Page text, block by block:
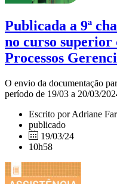
Publicada a 9ª
no curso superior
Processos
O envio da documentação
período de 19/03 a 20/03/
Escrito por Adriane
publicado
19/03/24
10h58